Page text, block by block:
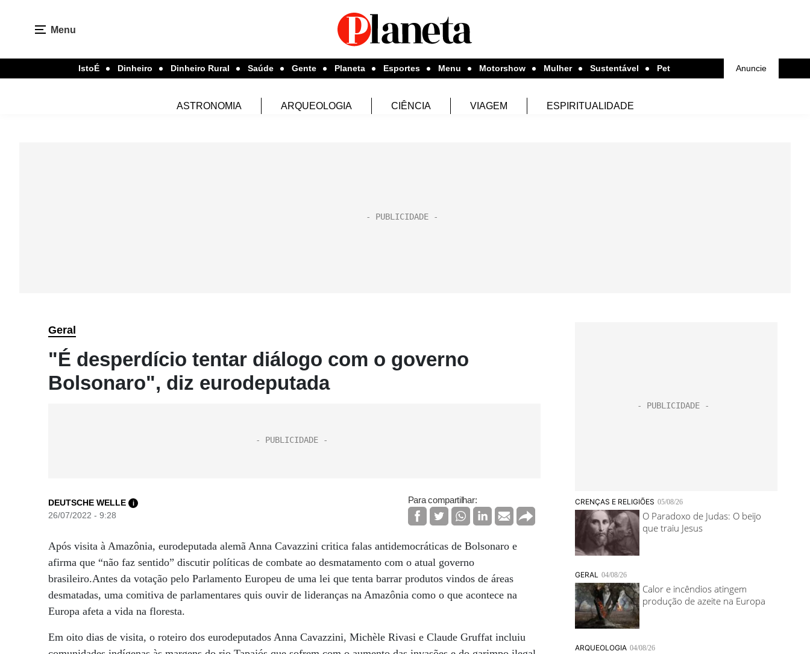
Menu
IstoÉ Dinheiro Dinheiro Rural Saúde Gente Planeta Esportes Menu Motorshow Mulher Sustentável Pet Anuncie
ASTRONOMIA ARQUEOLOGIA CIÊNCIA VIAGEM ESPIRITUALIDADE
Geral
"É desperdício tentar diálogo com o governo
Bolsonaro", diz eurodeputada
DEUTSCHE WELLE i
26/07/2022 - 9:28
Para compartilhar:
Após visita à Amazônia, eurodeputada alemã Anna Cavazzini critica falas antidemocráticas de Bolsonaro e
afirma que “não faz sentido” discutir políticas de combate ao desmatamento com o atual governo
brasileiro.Antes da votação pelo Parlamento Europeu de uma lei que tenta barrar produtos vindos de áreas
desmatadas, uma comitiva de parlamentares quis ouvir de lideranças na Amazônia como o que acontece na
Europa afeta a vida na floresta.
Em oito dias de visita, o roteiro dos eurodeputados Anna Cavazzini, Michèle Rivasi e Claude Gruffat incluiu